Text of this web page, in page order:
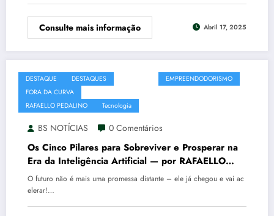
Consulte mais informação Abril 17, 2025
DESTAQUE DESTAQUES
EMPREENDODORISMO
FORA DA CURVA
RAFAELLO PEDALINO
Tecnologia
BS NOTÍCIAS 0 Comentários
Os Cinco Pilares para Sobreviver e Prosperar na
Era da Inteligência Artificial — por RAFAELLO
PEDALINO
O futuro não é mais uma promessa distante – ele já chegou e vai ac
elerar!…